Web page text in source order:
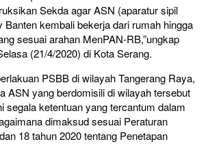
Sekda agar ASN (aparatur sipil
Banten kembali bekerja dari rumah hingga
sesuai arahan MenPAN-RB,”ungkap
(21/4/2020) di Kota Serang.
PSBB di wilayah Tangerang Raya,
ASN yang berdomisili di wilayah tersebut
segala ketentuan yang tercantum dalam
dimaksud sesuai Peraturan
18 tahun 2020 tentang Penetapan